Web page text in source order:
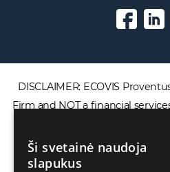
DISCLAIMER: ECOVIS
Firm and NOT a financial
or provide access to
financial products including
financial spread betting.
Ši svetainė naudoja
slapukus